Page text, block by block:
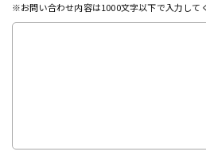
※お問い合わせ内容は1000文字以下で入力して